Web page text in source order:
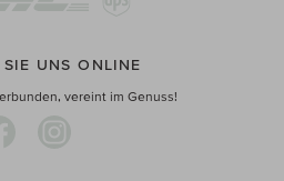
SIE UNS ONLINE
vereint im Genuss!